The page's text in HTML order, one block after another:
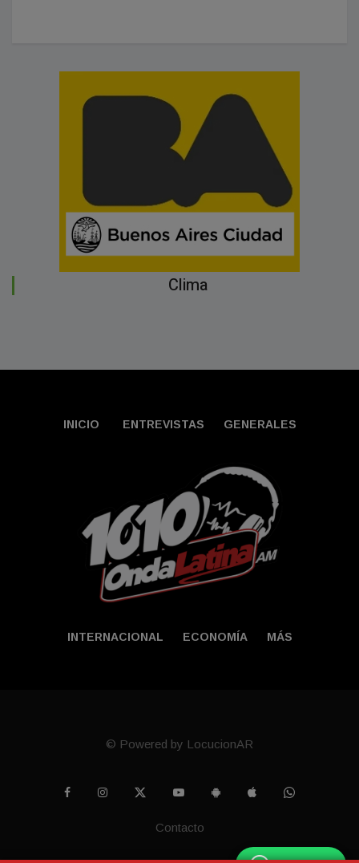
Clima
INICIO ENTREVISTAS GENERALES
INTERNACIONAL ECONOMÍA MÁS
© Powered by LocucionAR
Contacto